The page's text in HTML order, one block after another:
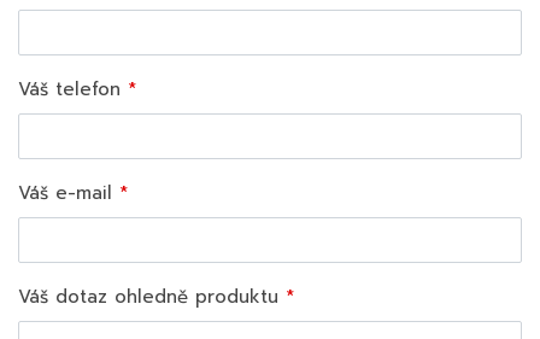
Váš telefon
Váš e-mail
Váš dotaz ohledně produktu